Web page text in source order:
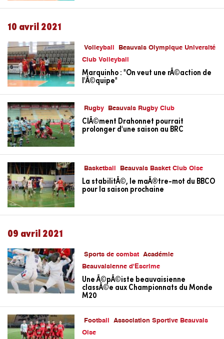
10 avril 2021
Volleyball
Beauvais Olympique Université
Club Volleyball
Marquinho : "On veut une rÃ©action de
l'Ã©quipe"
Rugby Beauvais Rugby Club
ClÃ©ment Drahonnet pourrait
prolonger d'une saison au BRC
Basketball Beauvais Basket Club Oise
La stabilitÃ©, le maÃ®tre-mot du BBCO
pour la saison prochaine
09 avril 2021
Sports de combat
Académie
Beauvaisienne d'Escrime
Une Ã©pÃ©iste beauvaisienne
classÃ©e aux Championnats du Monde
M20
Football
Association Sportive Beauvais
Oise